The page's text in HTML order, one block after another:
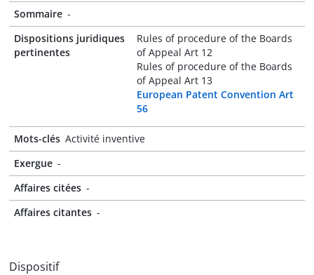
Sommaire -
Dispositions juridiques
pertinentes
Rules of procedure of the Boards
of Appeal Art 12
Rules of procedure of the Boards
of Appeal Art 13
European Patent Convention Art
56
Mots-clés Activité inventive
Exergue -
Affaires citées -
Affaires citantes -
Dispositif